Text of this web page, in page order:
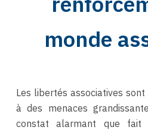
monde
Les libertés associatives
à des menaces
constat alarmant que fait